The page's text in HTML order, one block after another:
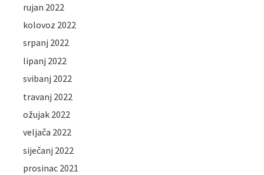
rujan 2022
kolovoz 2022
srpanj 2022
lipanj 2022
svibanj 2022
travanj 2022
ožujak 2022
veljača 2022
siječanj 2022
prosinac 2021